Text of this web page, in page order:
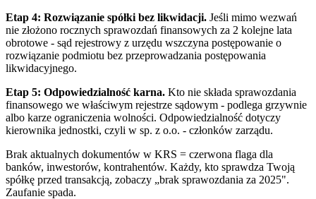
Etap 4: Rozwiązanie spółki bez likwidacji. Jeśli mimo wezwań
nie złożono rocznych sprawozdań finansowych za 2 kolejne lata
obrotowe - sąd rejestrowy z urzędu wszczyna postępowanie o
rozwiązanie podmiotu bez przeprowadzania postępowania
likwidacyjnego.
Etap 5: Odpowiedzialność karna. Kto nie składa sprawozdania
finansowego we właściwym rejestrze sądowym - podlega grzywnie
albo karze ograniczenia wolności. Odpowiedzialność dotyczy
kierownika jednostki, czyli w sp. z o.o. - członków zarządu.
Brak aktualnych dokumentów w KRS = czerwona flaga dla
banków, inwestorów, kontrahentów. Każdy, kto sprawdza Twoją
spółkę przed transakcją, zobaczy „brak sprawozdania za 2025".
Zaufanie spada.